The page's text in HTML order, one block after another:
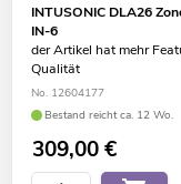
INTUSONIC DLA26
IN-6
der Artikel hat mehr
Qualität
No. 12604177
Bestand reicht ca. 12 Wo.
309,00€